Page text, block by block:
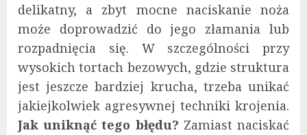
delikatny, a zbyt mocne naciskanie noża
może doprowadzić do jego złamania lub
rozpadnięcia się. W szczególności przy
wysokich tortach bezowych, gdzie struktura
jest jeszcze bardziej krucha, trzeba unikać
jakiejkolwiek agresywnej techniki krojenia.
Jak uniknąć tego błędu? Zamiast naciskać